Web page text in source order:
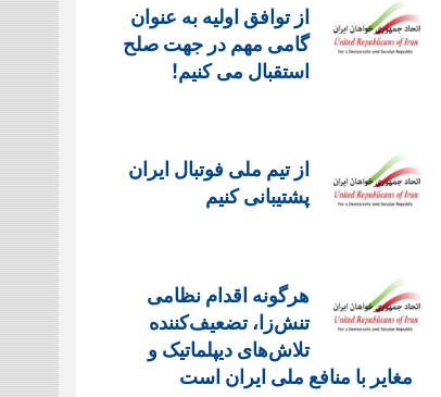
از توافق اولیه به عنوان
گامی مهم در جهت صلح
استقبال می کنیم!
از تیم ملی فوتبال ایران
پشتیبانی کنیم
هرگونه اقدام نظامی
تنش‌زا، تضعیف‌کننده
تلاش‌های دیپلماتیک و
مغایر با منافع ملی ایران است